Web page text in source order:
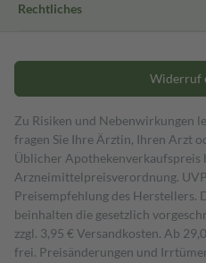
Rechtliches
Widerruf
Zu Risiken und Nebenwirkungen
fragen Sie Ihre Ärztin, Ihren Arzt
Üblicher Apothekenverkaufspreis
Arzneimittelpreisverordnung.
Preisempfehlung des Herstellers.
beinhalten die gesetzlich
zzgl. 3,95 € Versandkosten. Ab
frei. Preisänderungen und